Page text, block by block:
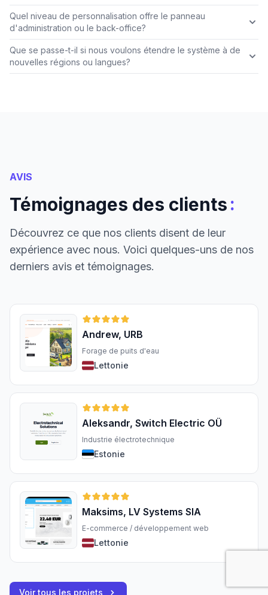
Quel niveau de personnalisation offre le panneau
d'administration ou le back-office?
Que se passe-t-il si nous voulons étendre le système à de
nouvelles régions ou langues?
AVIS
Témoignages des clients:
Découvrez ce que nos clients disent de leur
expérience avec nous. Voici quelques-uns de nos
derniers avis et témoignages.
Andrew, URB
Forage de puits d'eau
Lettonie
Aleksandr, Switch Electric OÜ
Industrie électrotechnique
Estonie
Maksims, LV Systems SIA
E-commerce / développement web
Lettonie
Voir tous les projets